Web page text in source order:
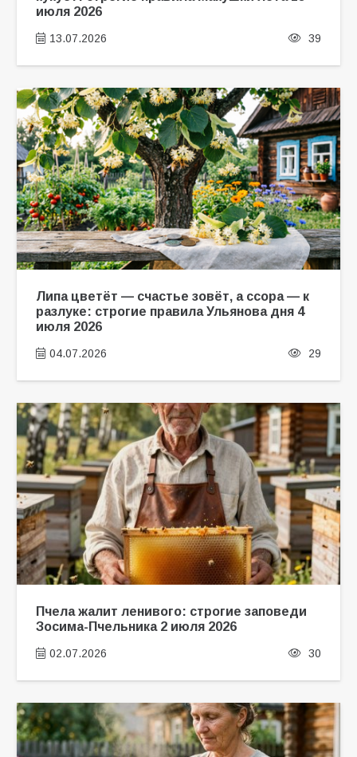
июля 2026
13.07.2026 39
Липа цветёт — счастье зовёт, а ссора — к
разлуке: строгие правила Ульянова дня 4
июля 2026
04.07.2026 29
Пчела жалит ленивого: строгие заповеди
Зосима-Пчельника 2 июля 2026
02.07.2026 30